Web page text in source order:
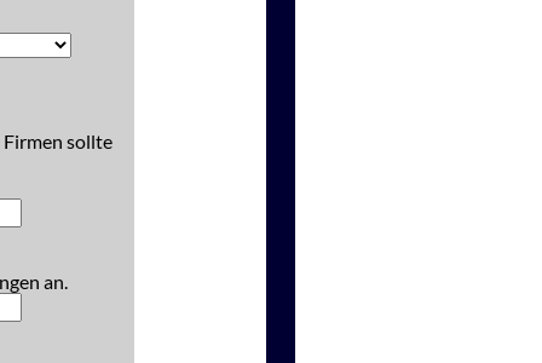
Firmen sollte
an.